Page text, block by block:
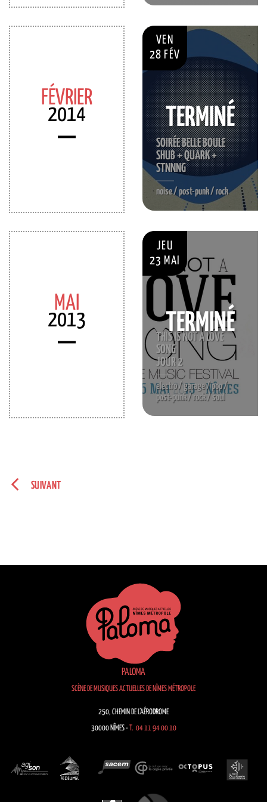
FÉVRIER
2014
VEN
28 FÉV
SOIRÉE BELLE BOULE
SHUB + QUARK +
STNNNG
noise / post-punk / rock
TERMINÉ
MAI
2013
JEU
23 MAI
THIS IS NOT A LOVE
SONG
JOUR 2
electro / garage / pop /
post-punk / rock / soul
TERMINÉ
SUIVANT
PALOMA
SCÈNE DE MUSIQUES ACTUELLES DE NÎMES MÉTROPOLE
250, CHEMIN DE L’AÉRODROME
30000 NÎMES -T. 04 11 94 00 10